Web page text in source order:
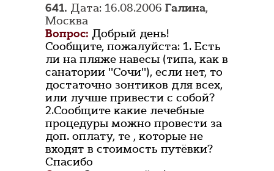
641. Дата: 16.08.2006 Галина,
Москва
Вопрос: Добрый день!
Сообщите, пожалуйста: 1. Есть
ли на пляже навесы (типа, как в
санатории "Сочи"), если нет, то
достаточно зонтиков для всех,
или лучше привести с собой?
2.Сообщите какие лечебные
процедуры можно провести за
доп. оплату, те , которые не
входят в стоимость путёвки?
Спасибо